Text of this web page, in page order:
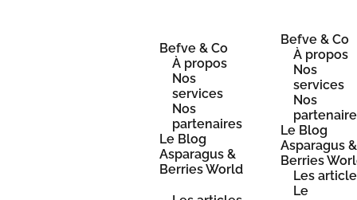
Befve & Co
À propos
Nos
services
Nos
partenaires
Le Blog
Asparagus &
Berries World
Befve & Co
À propos
Nos
services
Nos
Le Blog
Asparagus &
Berries
Les
Le